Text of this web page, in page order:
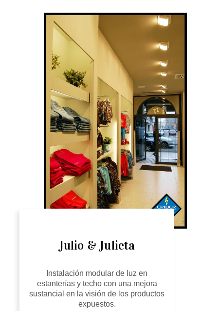
Julio & Julieta
Instalación modular de luz en
estanterías y techo con una mejora
sustancial en la visión de los productos
expuestos.